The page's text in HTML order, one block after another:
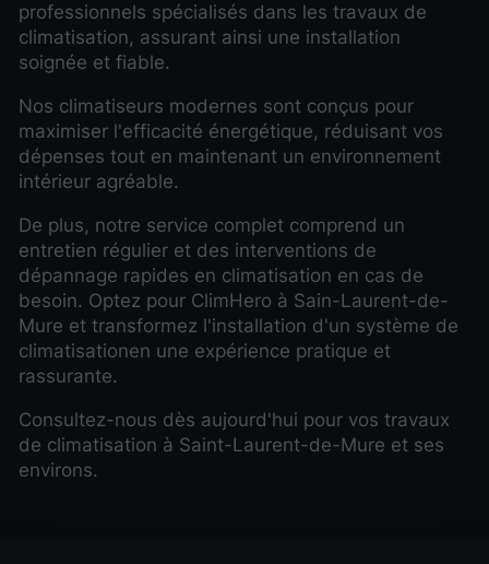
professionnels spécialisés dans les travaux de
climatisation, assurant ainsi une installation
soignée et fiable.
Nos climatiseurs modernes sont conçus pour
maximiser l'efficacité énergétique, réduisant vos
dépenses tout en maintenant un environnement
intérieur agréable.
De plus, notre service complet comprend un
entretien régulier et des interventions de
dépannage rapides en climatisation en cas de
besoin. Optez pour ClimHero à Sain-Laurent-de-
Mure et transformez l'installation d'un système de
climatisationen une expérience pratique et
rassurante.
Consultez-nous dès aujourd'hui pour vos travaux
de climatisation à Saint-Laurent-de-Mure et ses
environs.